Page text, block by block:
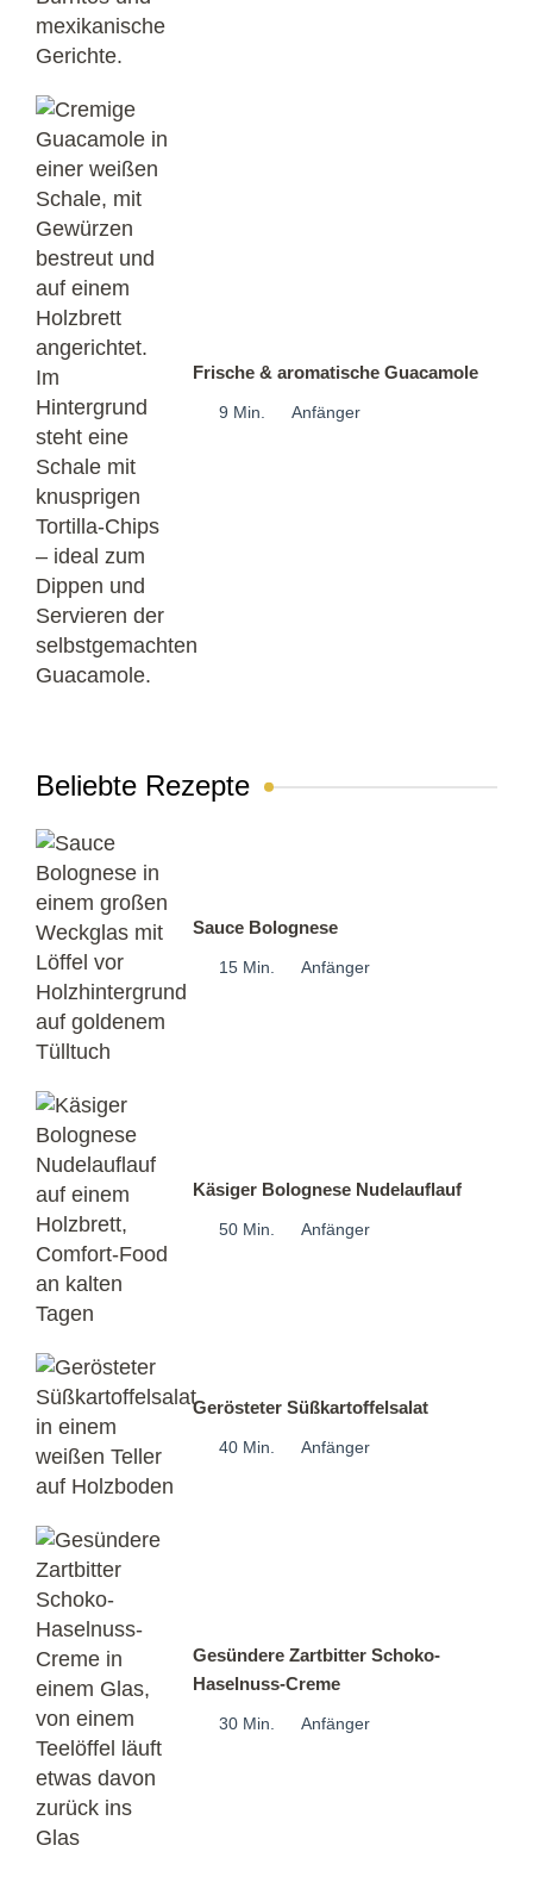
Frische & aromatische Guacamole
9 Min. Anfänger
Beliebte Rezepte
Sauce Bolognese
15 Min. Anfänger
Käsiger Bolognese Nudelauflauf
50 Min. Anfänger
Gerösteter Süßkartoffelsalat
40 Min. Anfänger
Gesündere Zartbitter Schoko-
Haselnuss-Creme
30 Min. Anfänger